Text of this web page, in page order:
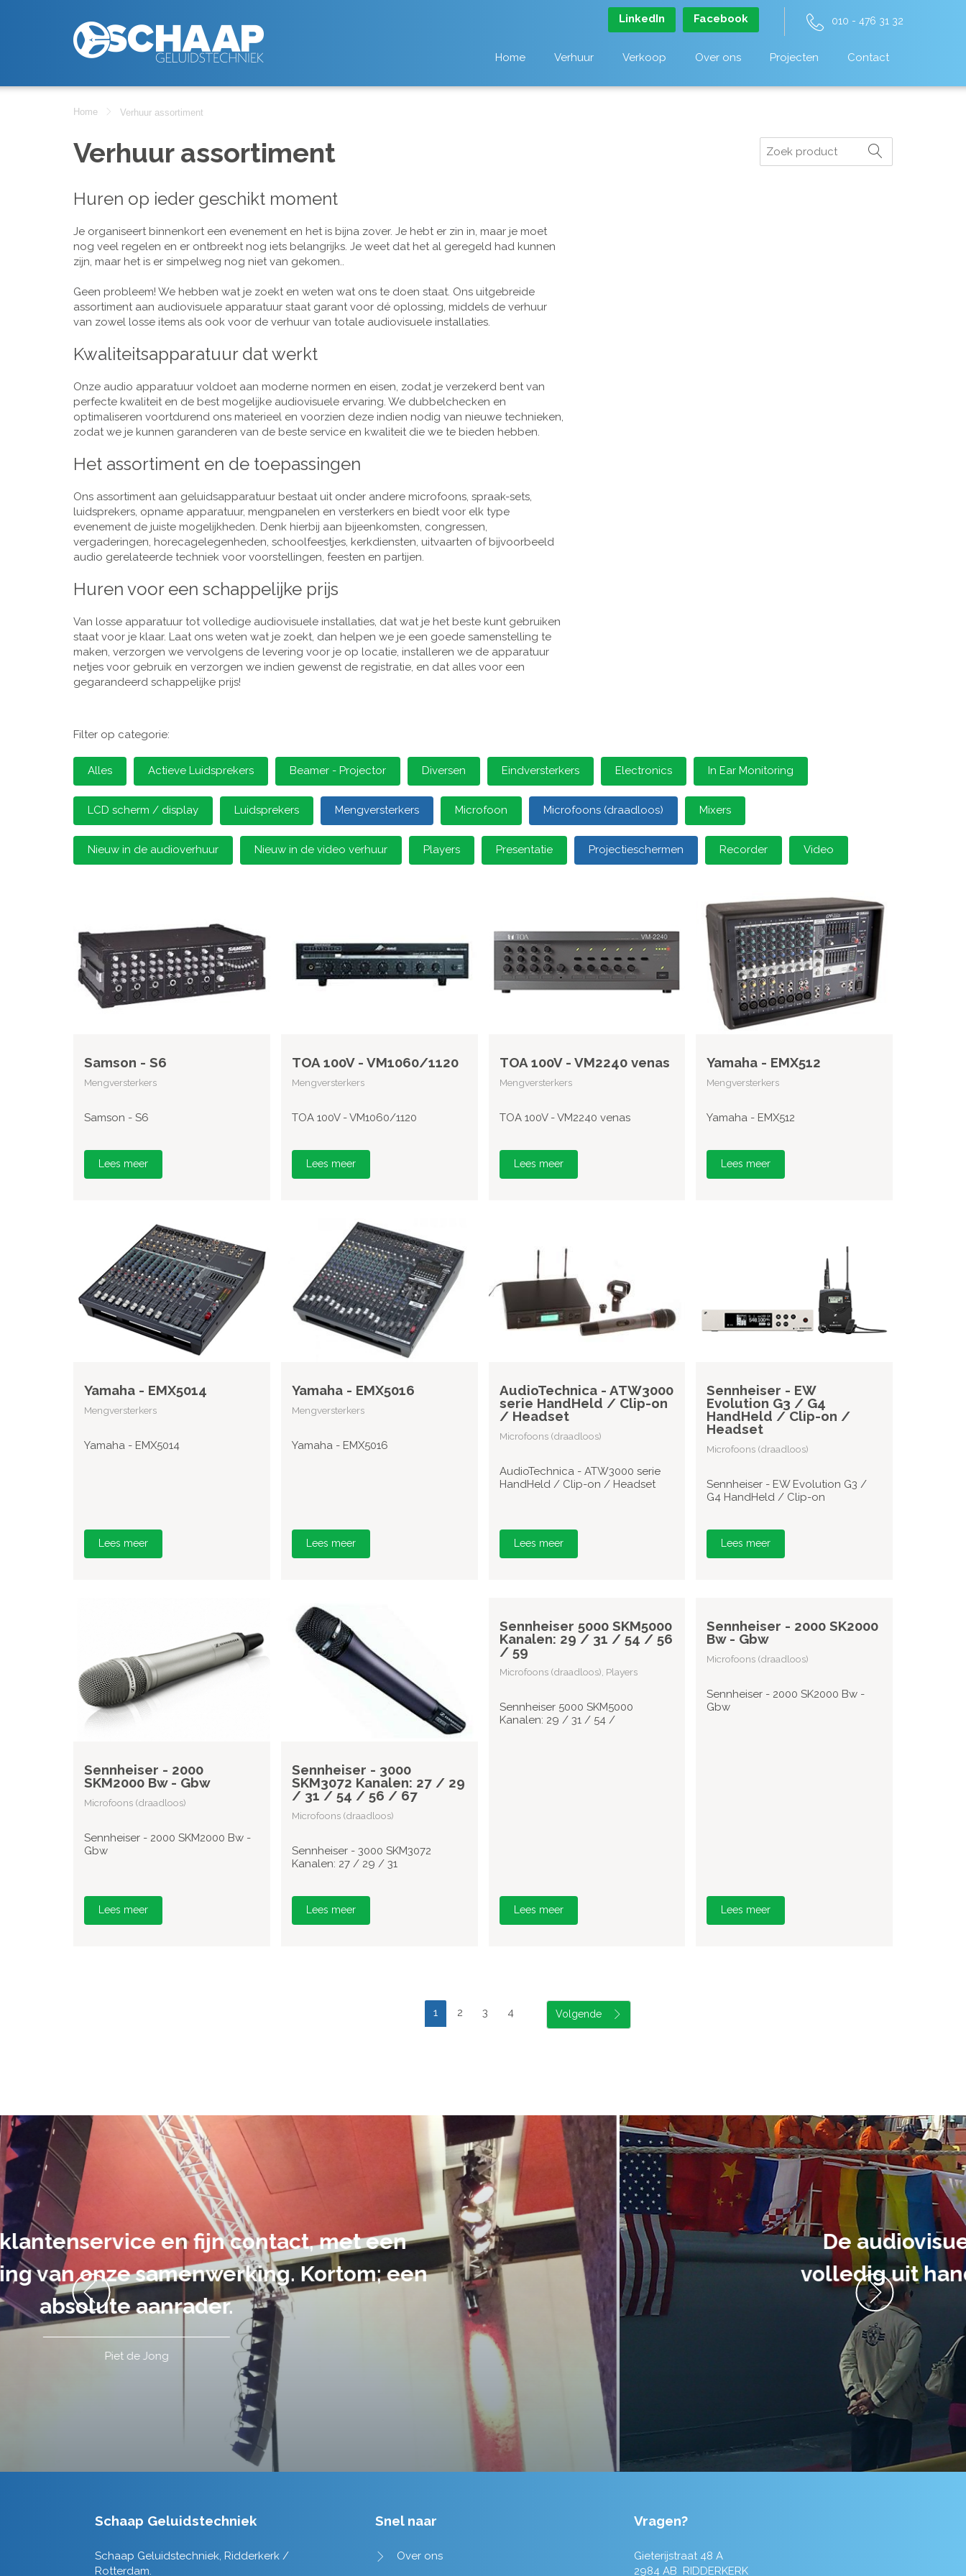
LinkedIn Facebook 010 - 476 31 32
Home Verhuur Verkoop Over ons Projecten Contact
Home Verhuur assortiment
Verhuur assortiment
Huren op ieder geschikt moment
Je organiseert binnenkort een evenement en het is bijna zover. Je hebt er zin in, maar je moet
nog veel regelen en er ontbreekt nog iets belangrijks. Je weet dat het al geregeld had kunnen
zijn, maar het is er simpelweg nog niet van gekomen..
Geen probleem! We hebben wat je zoekt en weten wat ons te doen staat. Ons uitgebreide
assortiment aan audiovisuele apparatuur staat garant voor dé oplossing, middels de verhuur
van zowel losse items als ook voor de verhuur van totale audiovisuele installaties.
Kwaliteitsapparatuur dat werkt
Onze audio apparatuur voldoet aan moderne normen en eisen, zodat je verzekerd bent van
perfecte kwaliteit en de best mogelijke audiovisuele ervaring. We dubbelchecken en
optimaliseren voortdurend ons materieel en voorzien deze indien nodig van nieuwe technieken,
zodat we je kunnen garanderen van de beste service en kwaliteit die we te bieden hebben.
Het assortiment en de toepassingen
Ons assortiment aan geluidsapparatuur bestaat uit onder andere microfoons, spraak-sets,
luidsprekers, opname apparatuur, mengpanelen en versterkers en biedt voor elk type
evenement de juiste mogelijkheden. Denk hierbij aan bijeenkomsten, congressen,
vergaderingen, horecagelegenheden, schoolfeestjes, kerkdiensten, uitvaarten of bijvoorbeeld
audio gerelateerde techniek voor voorstellingen, feesten en partijen.
Huren voor een schappelijke prijs
Van losse apparatuur tot volledige audiovisuele installaties, dat wat je het beste kunt gebruiken
staat voor je klaar. Laat ons weten wat je zoekt, dan helpen we je een goede samenstelling te
maken, verzorgen we vervolgens de levering voor je op locatie, installeren we de apparatuur
netjes voor gebruik en verzorgen we indien gewenst de registratie, en dat alles voor een
gegarandeerd schappelijke prijs!
Zoeken
Filter op categorie:
Alles Actieve Luidsprekers Beamer - Projector Diversen Eindversterkers Electronics In Ear Monitoring
LCD scherm / display Luidsprekers Mengversterkers Microfoon Microfoons (draadloos) Mixers
Nieuw in de audioverhuur Nieuw in de video verhuur Players Presentatie Projectieschermen Recorder Video
Samson - S6
Mengversterkers
Samson - S6
Lees meer
TOA 100V - VM1060/1120
Mengversterkers
TOA 100V - VM1060/1120
Lees meer
TOA 100V - VM2240 venas
Mengversterkers
TOA 100V - VM2240 venas
Lees meer
Yamaha - EMX512
Mengversterkers
Yamaha - EMX512
Lees meer
Yamaha - EMX5014
Mengversterkers
Yamaha - EMX5014
Lees meer
Yamaha - EMX5016
Mengversterkers
Yamaha - EMX5016
Lees meer
AudioTechnica - ATW3000
serie HandHeld / Clip-on
/ Headset
Microfoons (draadloos)
AudioTechnica - ATW3000 serie
HandHeld / Clip-on / Headset
Lees meer
Sennheiser - EW
Evolution G3 / G4
HandHeld / Clip-on /
Headset
Microfoons (draadloos)
Sennheiser - EW Evolution G3 /
G4 HandHeld / Clip-on
Lees meer
Sennheiser - 2000
SKM2000 Bw - Gbw
Microfoons (draadloos)
Sennheiser - 2000 SKM2000 Bw -
Gbw
Lees meer
Sennheiser - 3000
SKM3072 Kanalen: 27 / 29
/ 31 / 54 / 56 / 67
Microfoons (draadloos)
Sennheiser - 3000 SKM3072
Kanalen: 27 / 29 / 31
Lees meer
Sennheiser 5000 SKM5000
Kanalen: 29 / 31 / 54 / 56
/ 59
Microfoons (draadloos), Players
Sennheiser 5000 SKM5000
Kanalen: 29 / 31 / 54 /
Lees meer
Sennheiser - 2000 SK2000
Bw - Gbw
Microfoons (draadloos)
Sennheiser - 2000 SK2000 Bw -
Gbw
Lees meer
1 2 3 4
De audiovisuele uitvoering van ons evenement heb ik
volledig uit handen gegeven en dat is een aanrader! Alles
tot in de puntjes verzorgd.
Tim de Lange
Schaap Geluidstechniek
Schaap Geluidstechniek, Ridderkerk /
Rotterdam.
Snel naar
Over ons
Vragen?
Gieterijstraat 48 A
2984 AB RIDDERKERK